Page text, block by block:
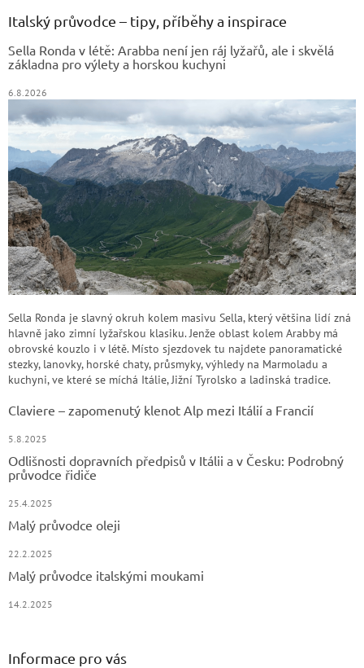
Italský průvodce – tipy, příběhy a inspirace
Sella Ronda v létě: Arabba není jen ráj lyžařů, ale i skvělá
základna pro výlety a horskou kuchyni
6.8.2026
Sella Ronda je slavný okruh kolem masivu Sella, který většina lidí zná
hlavně jako zimní lyžařskou klasiku. Jenže oblast kolem Arabby má
obrovské kouzlo i v létě. Místo sjezdovek tu najdete panoramatické
stezky, lanovky, horské chaty, průsmyky, výhledy na Marmoladu a
kuchyni, ve které se míchá Itálie, Jižní Tyrolsko a ladinská tradice.
Claviere – zapomenutý klenot Alp mezi Itálií a Francií
5.8.2025
Odlišnosti dopravních předpisů v Itálii a v Česku: Podrobný
průvodce řidiče
25.4.2025
Malý průvodce oleji
22.2.2025
Malý průvodce italskými moukami
14.2.2025
Informace pro vás